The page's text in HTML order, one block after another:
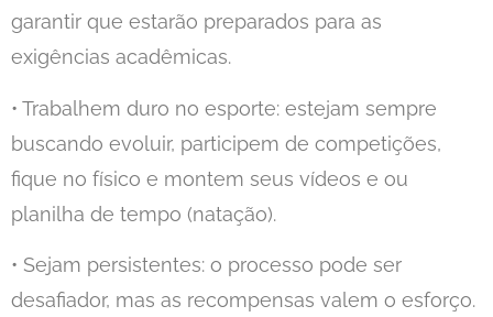
garantir que estarão preparados para as
exigências acadêmicas.
• Trabalhem duro no esporte: estejam sempre
buscando evoluir, participem de competições,
fique no físico e montem seus vídeos e ou
planilha de tempo (natação).
• Sejam persistentes: o processo pode ser
desafiador, mas as recompensas valem o esforço.